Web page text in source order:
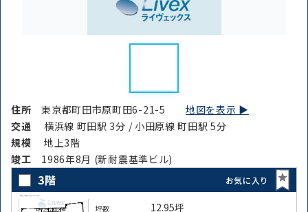
住所東京都町田市原町田6-21-5地図を表示 ▶︎
交通
横浜線 町田駅 3分 / 小田原線 町田駅 5分
規模
地上3階
竣⼯ 1986年8月 (新耐震基準ビル)
3階 お気に入り
坪数 12.95坪